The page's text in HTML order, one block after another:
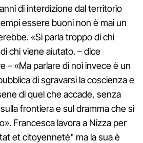
di interdizione dal territorio
essere buoni non è mai un
«Si parla troppo di chi
chi viene aiutato. – dice
– «Ma parlare di noi invece è un
di sgravarsi la coscienza e
di quel che accade, senza
frontiera e sul dramma che si
Francesca lavora a Nizza per
et citoyenneté" ma la sua è